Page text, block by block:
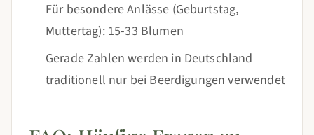
Für besondere Anlässe (Geburtstag,
Muttertag): 15-33 Blumen
Gerade Zahlen werden in Deutschland
traditionell nur bei Beerdigungen verwendet